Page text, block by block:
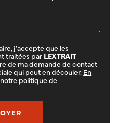
j'accepte que les
traitées par LEXTRAIT
de ma demande de contact
qui peut en découler. En
politique de